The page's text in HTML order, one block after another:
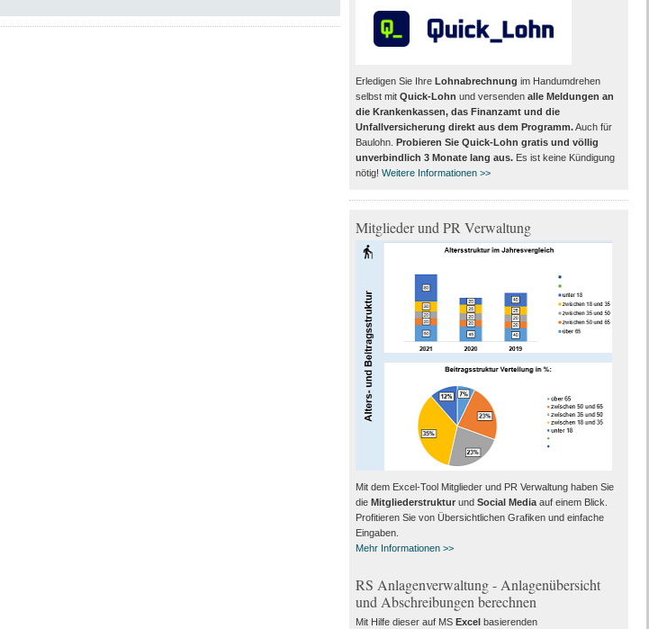
Erledigen Sie IhreLohnabrechnung im Handumdrehen
selbst mitQuick-Lohn und versendenalle Meldungen an
die Krankenkassen, das Finanzamt und die
Unfallversicherung direkt aus dem Programm.Auch für
Baulohn. Probieren Sie Quick-Lohn gratis und völlig
unverbindlich 3 Monate lang aus. Es ist keine Kündigung
nötig! Weitere Informationen >>
Mitglieder und PR Verwaltung
Mit dem Excel-Tool Mitglieder und PR Verwaltung haben Sie
die Mitgliederstrukturund Social Mediaauf einem Blick.
Profitieren Sie von Übersichtlichen Grafiken und einfache
Eingaben.
Mehr Informationen >>
RS Anlagenverwaltung - Anlagenübersicht
und Abschreibungen berechnen
Mit Hilfe dieser auf MS Excel basierenden